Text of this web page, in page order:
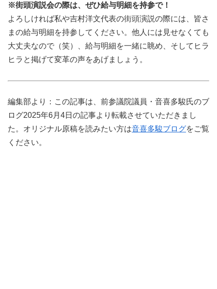
※街頭演説会の際は、ぜひ給与明細を持参で！
よろしければ私や吉村洋文代表の街頭演説の際には、皆さ
まの給与明細を持参してください。他人には見せなくても
大丈夫なので（笑）、給与明細を一緒に眺め、そしてヒラ
ヒラと掲げて変革の声をあげましょう。
編集部より：この記事は、前参議院議員・音喜多駿氏のブ
ログ2025年6月4日の記事より転載させていただきまし
た。オリジナル原稿を読みたい方は音喜多駿ブログをご覧
ください。